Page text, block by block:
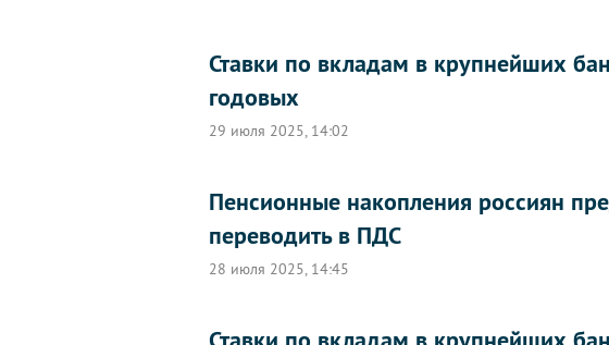
Ставки по вкладам в крупнейших
годовых
29 июля 2025, 14:02
Пенсионные накопления россиян
переводить в ПДС
28 июля 2025, 14:45